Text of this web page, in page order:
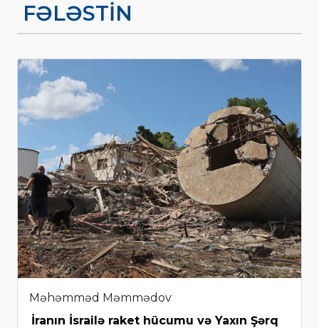
FƏLƏSTIN
Məhəmməd Məmmədov
İranın İsrailə raket hücumu və Yaxın Şərq